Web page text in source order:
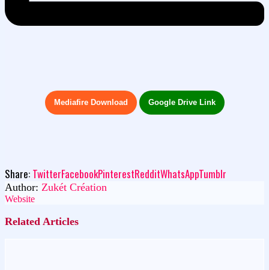
Mediafire Download Google Drive Link
Share: TwitterFacebookPinterestRedditWhatsAppTumblr
Author: Zukét Création
Website
Related Articles